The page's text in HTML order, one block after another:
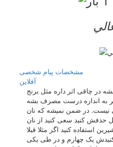
مشخصات پیام شخصی
آفلاين
در چاقی اثر داره مثل برنج
به اندازه درست مصرف بشه
در ضمن نمیشه که نان
حذفش کنید سعی کنید از نان
استفاده کنید اگر مثلا قبلا
یک چهارم و در طی یکی